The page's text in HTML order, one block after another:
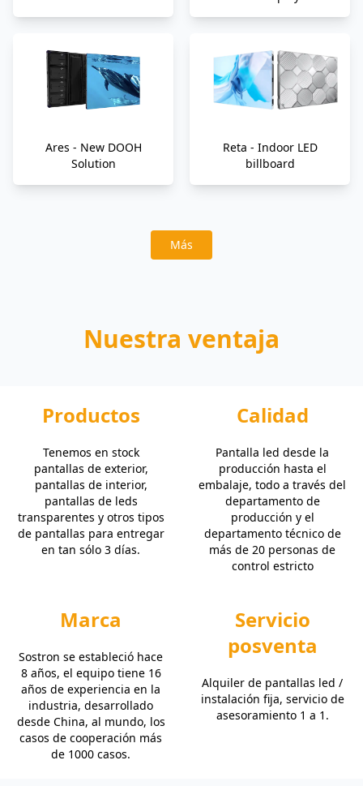
Ares - New DOOH
Solution
Reta - Indoor LED
billboard
Más
Nuestra ventaja
Productos
Tenemos en stock
pantallas de exterior,
pantallas de interior,
pantallas de leds
transparentes y otros tipos
de pantallas para entregar
en tan sólo 3 días.
Calidad
Pantalla led desde la
producción hasta el
embalaje, todo a través del
departamento de
producción y el
departamento técnico de
más de 20 personas de
control estricto
Marca
Sostron se estableció hace
8 años, el equipo tiene 16
años de experiencia en la
industria, desarrollado
desde China, al mundo, los
casos de cooperación más
de 1000 casos.
Servicio
posventa
Alquiler de pantallas led /
instalación fija, servicio de
asesoramiento 1 a 1.